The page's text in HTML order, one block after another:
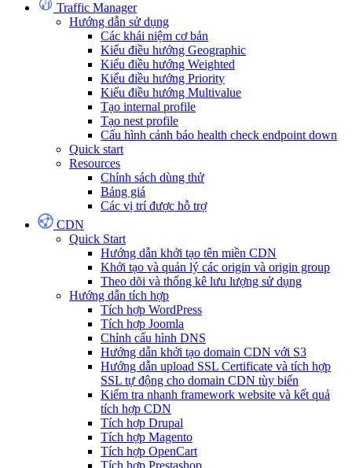
Traffic Manager
Hướng dẫn sử dụng
Các khái niệm cơ bản
Kiểu điều hướng Geographic
Kiểu điều hướng Weighted
Kiểu điều hướng Priority
Kiểu điều hướng Multivalue
Tạo internal profile
Tạo nest profile
Cấu hình cảnh báo health check endpoint down
Quick start
Resources
Chính sách dùng thử
Bảng giá
Các vị trí được hỗ trợ
CDN
Quick Start
Hướng dẫn khởi tạo tên miền CDN
Khởi tạo và quản lý các origin và origin group
Theo dõi và thống kê lưu lượng sử dụng
Hướng dẫn tích hợp
Tích hợp WordPress
Tích hợp Joomla
Chỉnh cấu hình DNS
Hướng dẫn khởi tạo domain CDN với S3
Hướng dẫn upload SSL Certificate và tích hợp
SSL tự động cho domain CDN tùy biến
Kiểm tra nhanh framework website và kết quả
tích hợp CDN
Tích hợp Drupal
Tích hợp Magento
Tích hợp OpenCart
Tích hợp Prestashop